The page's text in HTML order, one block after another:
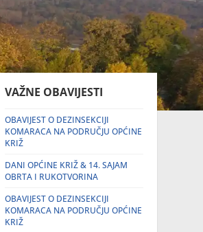
VAŽNE OBAVIJESTI
OBAVIJEST O DEZINSEKCIJI
KOMARACA NA PODRUČJU OPĆINE
KRIŽ
DANI OPĆINE KRIŽ & 14. SAJAM
OBRTA I RUKOTVORINA
OBAVIJEST O DEZINSEKCIJI
KOMARACA NA PODRUČJU OPĆINE
KRIŽ